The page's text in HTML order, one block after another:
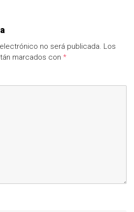
no será publicada. Los
marcados con *